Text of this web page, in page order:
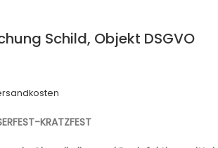
Schild, Objekt DSGVO
KRATZFEST